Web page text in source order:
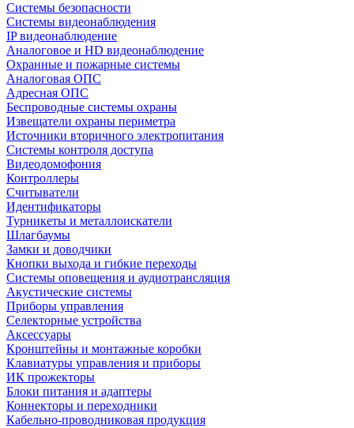
Системы безопасности
Системы видеонаблюдения
IP видеонаблюдение
Аналоговое и HD видеонаблюдение
Охранные и пожарные системы
Аналоговая ОПС
Адресная ОПС
Беспроводные системы охраны
Извещатели охраны периметра
Источники вторичного электропитания
Системы контроля доступа
Видеодомофония
Контроллеры
Считыватели
Идентификаторы
Турникеты и металлоискатели
Шлагбаумы
Замки и доводчики
Кнопки выхода и гибкие переходы
Системы оповещения и аудиотрансляция
Акустические системы
Приборы управления
Селекторные устройства
Аксессуары
Кронштейны и монтажные коробки
Клавиатуры управления и приборы
ИК прожекторы
Блоки питания и адаптеры
Коннекторы и переходники
Кабельно-проводниковая продукция